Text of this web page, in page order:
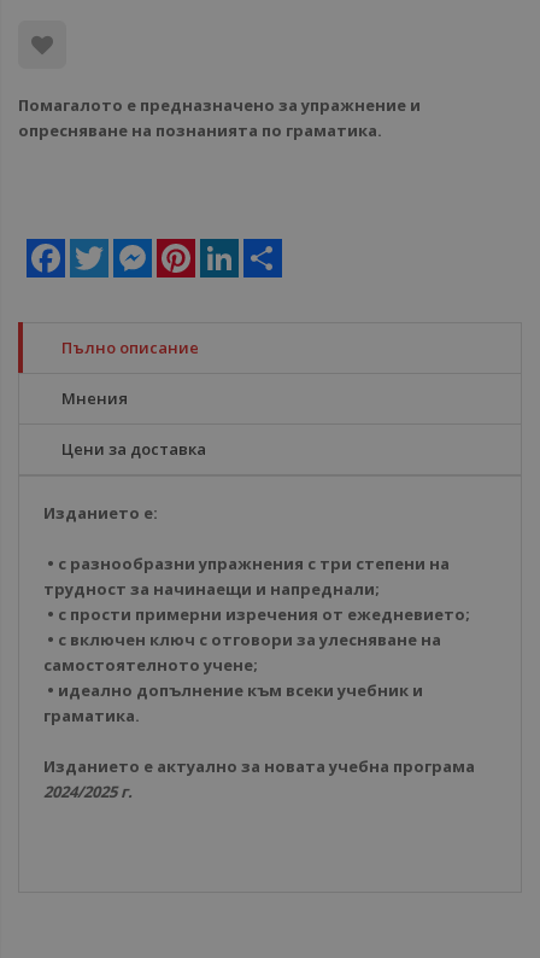
Помагалото е предназначено за упражнение и
опресняване на познанията по граматика.
Facebook
Twitter MessengerPinterestLinkedIn
Пълно описание
Мнения
Цени за доставка
Изданието е:
• с разнообразни упражнения с три степени на
трудност за начинаещи и напреднали;
• с прости примерни изречения от ежедневието;
• с включен ключ с отговори за улесняване на
самостоятелното учене;
• идеално допълнение към всеки учебник и
граматика.
Изданието е актуално за новата учебна програма
2024/2025 г.